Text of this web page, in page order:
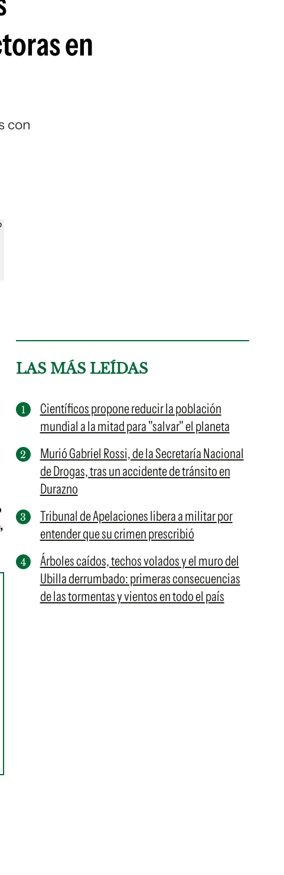
en
con
LAS MÁS LEÍDAS
Científicos propone reducir la población
mundial a la mitad para "salvar" el planeta
Murió Gabriel Rossi, de la Secretaría Nacional
de Drogas, tras un accidente de tránsito en
Durazno
Tribunal de Apelaciones libera a militar por
entender que su crimen prescribió
Árboles caídos, techos volados y el muro del
Ubilla derrumbado: primeras consecuencias
de las tormentas y vientos en todo el país